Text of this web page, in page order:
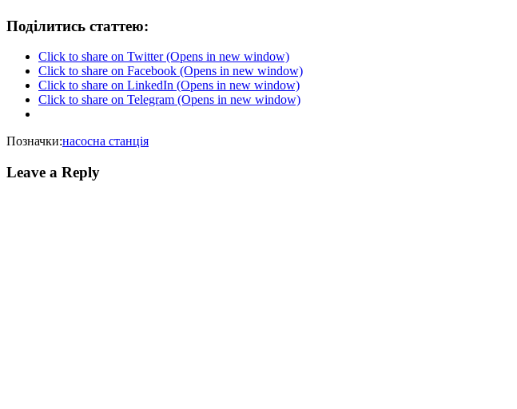
Поділитись статтею:
Click to share on Twitter (Opens in new window)
Click to share on Facebook (Opens in new window)
Click to share on LinkedIn (Opens in new window)
Click to share on Telegram (Opens in new window)
Позначки:насосна станція
Leave a Reply